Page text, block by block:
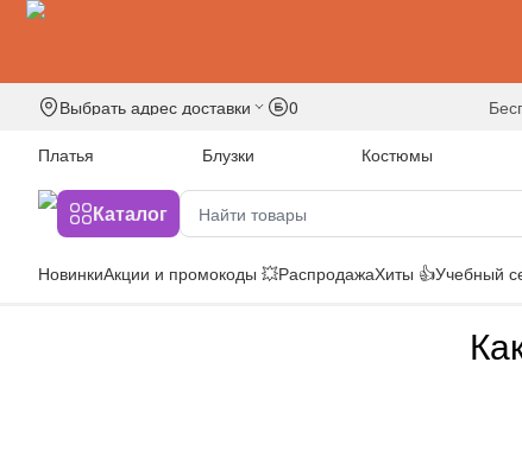
Выбрать адрес доставки 0
Платья
Блузки Костюмы
Каталог
НовинкиАкции и промокоды 💥РаспродажаХиты 👍Учебный